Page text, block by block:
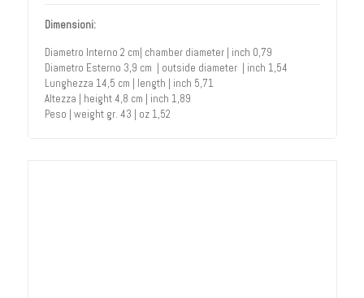
Dimensioni:
Diametro Interno 2 cm| chamber diameter | inch 0,79
Diametro Esterno 3,9 cm | outside diameter | inch 1,54
Lunghezza 14,5 cm | length | inch 5,71
Altezza | height 4,8 cm | inch 1,89
Peso | weight gr. 43 | oz 1,52